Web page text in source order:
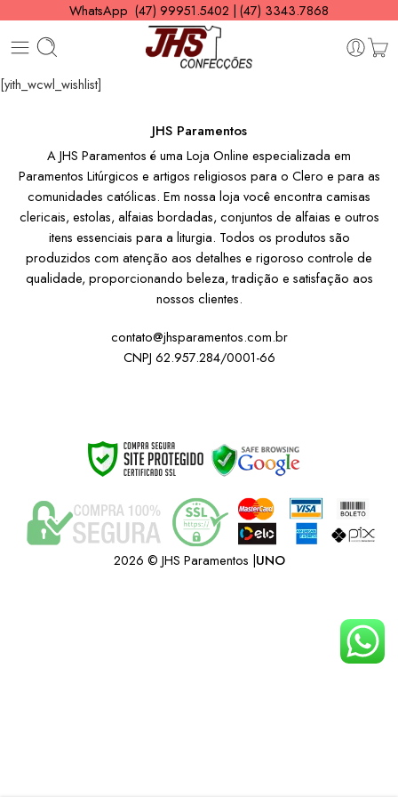
WhatsApp (47) 99951.5402 | (47) 3343.7868
[yith_wcwl_wishlist]
JHS Paramentos
A JHS Paramentos é uma Loja Online especializada em
Paramentos Litúrgicos e artigos religiosos para o Clero e para as
comunidades católicas. Em nossa loja você encontra camisas
clericais, estolas, alfaias bordadas, conjuntos de alfaias e outros
itens essenciais para a liturgia. Todos os produtos são
produzidos com atenção aos detalhes e rigoroso controle de
qualidade, proporcionando beleza, tradição e satisfação aos
nossos clientes.
contato@jhsparamentos.com.br
CNPJ 62.957.284/0001-66
2026 © JHS Paramentos |UNO